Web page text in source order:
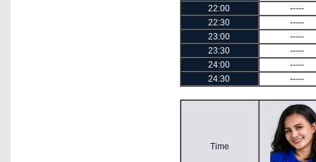
22:00
-----
22:30
-----
23:00
-----
23:30
-----
24:00
-----
24:30
-----
Time